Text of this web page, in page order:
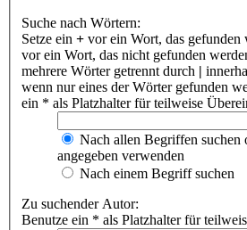
Suche nach Wörtern:
Setze ein + vor ein Wort, das gefunden
vor ein Wort, das nicht gefunden
mehrere Wörter getrennt durch |
wenn nur eines der Wörter gefunden
ein * als Platzhalter für teilweise
Nach allen Begriffen suchen
angegeben verwenden
Nach einem Begriff suchen
Zu suchender Autor:
Benutze ein * als Platzhalter für